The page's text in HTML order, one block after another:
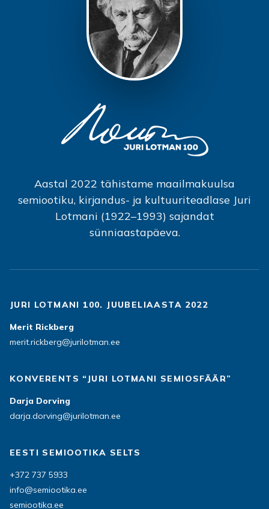
Aastal 2022 tähistame maailmakuulsa
semiootiku, kirjandus- ja kultuuriteadlase Juri
Lotmani (1922–1993) sajandat
sünniaastapäeva.
JURI LOTMANI 100. JUUBELIAASTA 2022
Merit Rickberg
merit.rickberg@jurilotman.ee
KONVERENTS “JURI LOTMANI SEMIOSFÄÄR”
Darja Dorving
darja.dorving@jurilotman.ee
EESTI SEMIOOTIKA SELTS
+372 737 5933
info@semiootika.ee
semiootika.ee